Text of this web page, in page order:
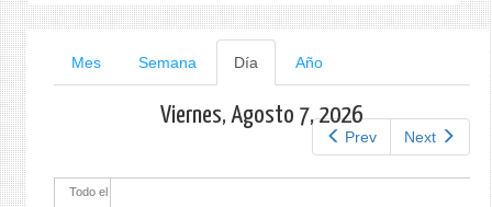
de
búsqueda
Solapas
principales
Mes Semana Día (solapa
activa)
Año
Prev Next
Viernes, Agosto 7, 2026
Todo el